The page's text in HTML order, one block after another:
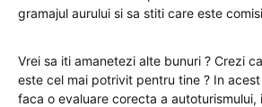
gramajul aurului si sa stiti care este
Vrei sa iti amanetezi alte bunuri ? Crezi
este cel mai potrivit pentru tine ? In
faca o evaluare corecta a autoturismului,